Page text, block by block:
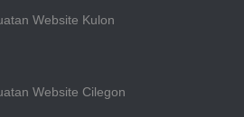
Website Kulon
Website Cilegon